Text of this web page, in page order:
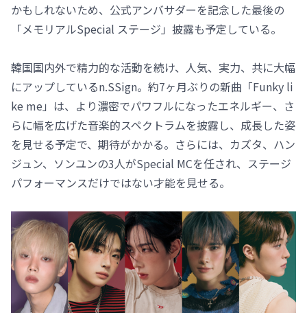
かもしれないため、公式アンバサダーを記念した最後の
「メモリアルSpecial ステージ」披露も予定している。
韓国国内外で精力的な活動を続け、人気、実力、共に大幅
にアップしているn.SSign。約7ヶ月ぶりの新曲「Funky li
ke me」は、より濃密でパワフルになったエネルギー、さ
らに幅を広げた音楽的スペクトラムを披露し、成長した姿
を見せる予定で、期待がかかる。さらには、カズタ、ハン
ジュン、ソンユンの3人がSpecial MCを任され、ステージ
パフォーマンスだけではない才能を見せる。